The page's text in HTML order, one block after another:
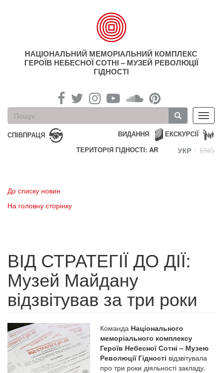
НАЦІОНАЛЬНИЙ МЕМОРІАЛЬНИЙ КОМПЛЕКС
ГЕРОЇВ НЕБЕСНОЇ СОТНІ – МУЗЕЙ РЕВОЛЮЦІЇ
ГІДНОСТІ
Пошукова
форма
Пошук
СПІВПРАЦЯ ЕКСКУРСІЇ
ВИДАННЯ
ТЕРИТОРІЯ ГІДНОСТІ: AR
УКР ENG
До списку новин
На головну сторінку
ВІД СТРАТЕГІЇ ДО ДІЇ:
Музей Майдану
відзвітував за три роки
Команда Національного
меморіального комплексу
Героїв Небесної Сотні – Музею
Революції Гідності відзвітувала
про три роки діяльності закладу.